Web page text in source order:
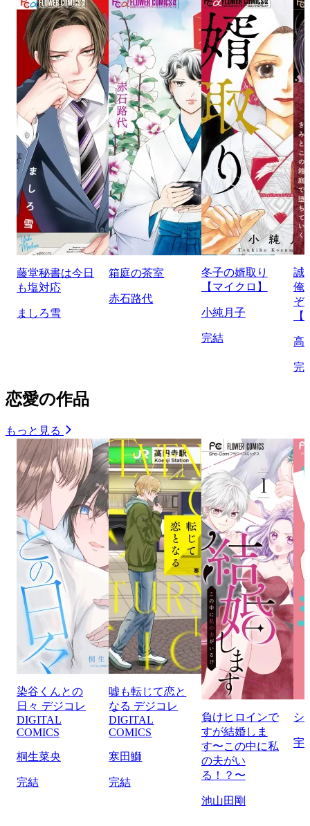
藤堂秘書は今日
も塩対応
ましろ雪
箱庭の茶室
赤石路代
冬子の婿取り
【マイクロ】
小純月子
完結
誠
俺
ぞ
高
完
恋愛の作品
もっと見る
染谷くんとの
日々 デジコレ
DIGITAL
COMICS
桐生菜央
完結
嘘も転じて恋と
なる デジコレ
DIGITAL
COMICS
寒田鰤
完結
負けヒロインで
すが結婚しま
す〜この中に私
の夫がい
る！？〜
池山田剛
シ
宇